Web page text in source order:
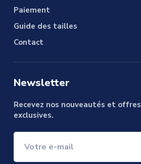
Paiement
Guide des tailles
Contact
Newsletter
Recevez nos nouveautés et offres
exclusives.